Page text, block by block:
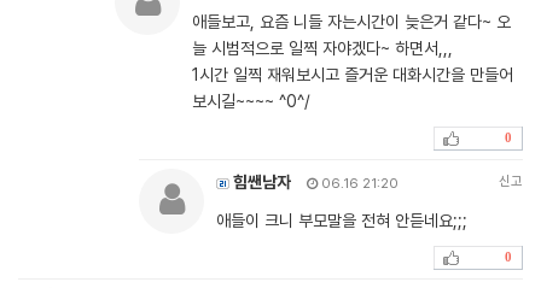
애들보고, 요즘 니들 자는시간이 늦은거 같다~ 오
늘 시범적으로 일찍 자야겠다~ 하면서,,,
1시간 일찍 재워보시고 즐거운 대화시간을 만들어
보시길~~~~ ^0^/
0
힘쌘남자 06.16 21:20 신고
애들이 크니 부모말을 전혀 안듣네요;;;
0